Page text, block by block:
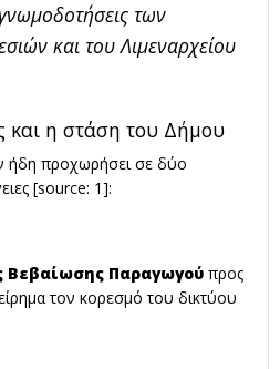
των
και του Λιμεναρχείου
και η στάση του Δήμου
ήδη προχωρήσει σε δύο
[source: 1]:
Βεβαίωσης Παραγωγού προς
τον κορεσμό του δικτύου